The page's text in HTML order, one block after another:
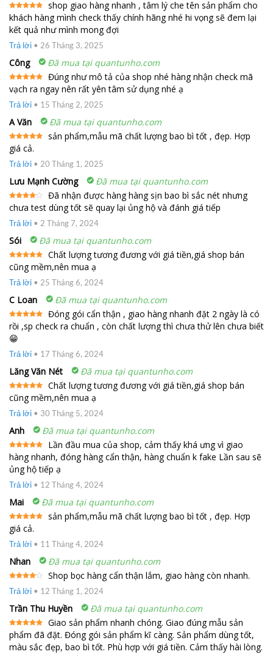
Được xếp
hạng5 5
sao
shop giao hàng nhanh , tâm lý che tên sản phẩm cho
khách hàng mình check thấy chính hãng nhé hi vọng sẽ đem lại
kết quả như mình mong đợi
Trả lời • 26 Tháng 3, 2025
Công Đã mua tại quantunho.com
Được xếp
hạng 55
sao
Đúng như mô tả của shop nhé hàng nhận check mã
vạch ra ngay nên rất yên tâm sử dụng nhé ạ
Trả lời • 15 Tháng 2, 2025
A Văn Đã mua tại quantunho.com
Được xếp
hạng55
sao
sản phẩm,mẫu mã chất lượng bao bì tốt , đẹp. Hợp
giá cả.
Trả lời • 20 Tháng 1, 2025
Lưu Mạnh Cường Đã mua tại quantunho.com
Được
xếp
hạng
5 sao
Đã nhận được hàng hàng sịn bao bì sắc nét nhưng
chưa test dùng tốt sẽ quay lại ủng hộ và đánh giá tiếp
Trả lời • 2 Tháng 7, 2024
Sói Đã mua tại quantunho.com
Được xếp
hạng5 5
sao
Chất lượng tương đương với giá tiền,giá shop bán
cũng mềm,nên mua ạ
Trả lời • 25 Tháng 6, 2024
C Loan Đã mua tại quantunho.com
Được xếp
hạng55
sao
Đóng gói cẩn thận , giao hàng nhanh đặt 2 ngày là có
rồi ,sp check ra chuẩn , còn chất lượng thì chưa thử lên chưa biết
😁
Trả lời • 17 Tháng 6, 2024
Lăng Văn Nét Đã mua tại quantunho.com
Được xếp
hạng5 5
sao
Chất lượng tương đương với giá tiền,giá shop bán
cũng mềm,nên mua ạ
Trả lời • 30 Tháng 5, 2024
Anh Đã mua tại quantunho.com
Được xếp
hạng5 5
sao
Lần đầu mua của shop, cảm thấy khá ưng vì giao
hàng nhanh, đóng hàng cẩn thận, hàng chuẩn k fake Lần sau sẽ
ủng hộ tiếp ạ
Trả lời • 12 Tháng 4, 2024
Mai Đã mua tại quantunho.com
Được xếp
hạng55
sao
sản phẩm,mẫu mã chất lượng bao bì tốt , đẹp. Hợp
giá cả.
Trả lời • 11 Tháng 4, 2024
Nhan Đã mua tại quantunho.com
xếp
5 sao
Shop bọc hàng cẩn thận lắm, giao hàng còn nhanh.
Trả lời • 12 Tháng 1, 2024
Trần Thu Huyền Đã mua tại quantunho.com
Được xếp
hạng 55
sao
Giao sản phẩm nhanh chóng. Giao đúng mẫu sản
phẩm đã đặt. Đóng gói sản phẩm kĩ càng. Sản phẩm dùng tốt,
màu sắc đẹp, bao bì tốt. Phù hợp với giá tiền. Cảm thấy hài lòng.